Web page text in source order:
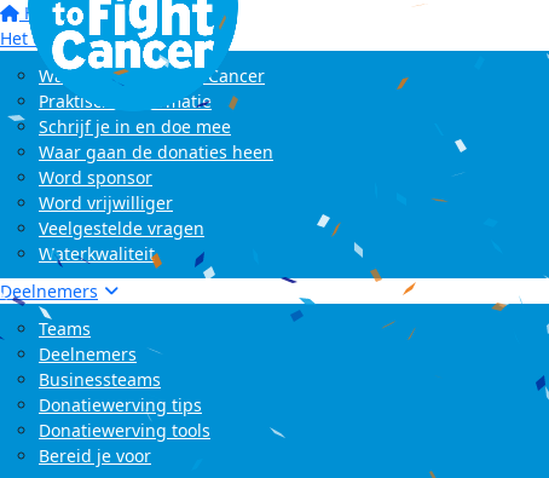
Home
Het evenement
Wat is Swim to Fight Cancer
Praktische informatie
Schrijf je in en doe mee
Waar gaan de donaties heen
Word sponsor
Word vrijwilliger
Veelgestelde vragen
Waterkwaliteit
Deelnemers
Teams
Deelnemers
Businessteams
Donatiewerving tips
Donatiewerving tools
Bereid je voor